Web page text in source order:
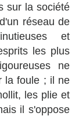
sur la société
réseau de
et
les plus
ne
la foule ; il ne
les plie et
il s'oppose